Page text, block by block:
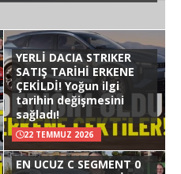
YERLİ DACIA STRIKER
SATIŞ TARİHİ ERKENE
ÇEKİLDİ! Yoğun ilgi
tarihin değişmesini
sağladı!
22 TEMMUZ 2026
EN UCUZ C SEGMENT 0